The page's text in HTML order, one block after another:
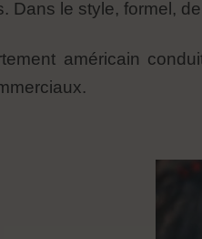
Dans le style, formel,
américain